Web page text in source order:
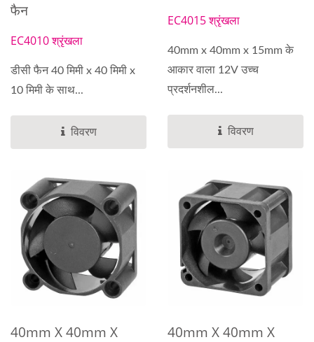
फैन
EC4010 श्रृंखला
डीसी फैन 40 मिमी x 40 मिमी x
10 मिमी के साथ...
विवरण
EC4015 श्रृंखला
40mm x 40mm x 15mm के
आकार वाला 12V उच्च
प्रदर्शनशील...
विवरण
40mm X 40mm X
40mm X 40mm X